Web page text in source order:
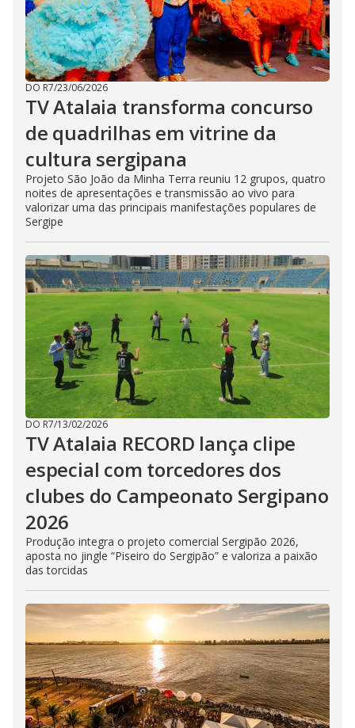
DO R7/23/06/2026
TV Atalaia transforma concurso
de quadrilhas em vitrine da
cultura sergipana
Projeto São João da Minha Terra reuniu 12 grupos, quatro
noites de apresentações e transmissão ao vivo para
valorizar uma das principais manifestações populares de
Sergipe
DO R7/13/02/2026
TV Atalaia RECORD lança clipe
especial com torcedores dos
clubes do Campeonato Sergipano
2026
Produção integra o projeto comercial Sergipão 2026,
aposta no jingle “Piseiro do Sergipão” e valoriza a paixão
das torcidas